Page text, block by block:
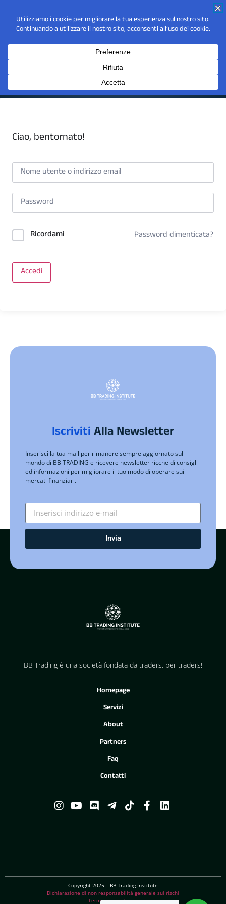
Ciao, bentornato!
Ricordami Password dimenticata?
Accedi
IscrivitiAlla Newsletter
Inserisci la tua mail per rimanere sempre aggiornato sul
mondo di BB TRADING e ricevere newsletter ricche di consigli
ed informazioni per migliorare il tuo modo di operare sui
mercati finanziari.
Invia
BB Trading è una società fondata da traders, per traders!
Homepage
Servizi
About
Partners
Faq
Contatti
Copyright 2025 – BB Trading Institute
Dichiarazione di non responsabilità generale sui rischi
Termini e condizioni